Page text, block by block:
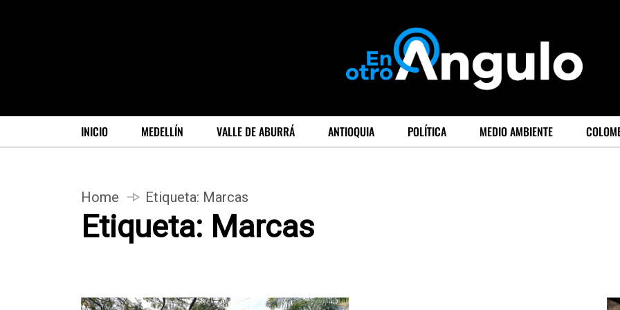
INICIO MEDELLÍN VALLE DE ABURRÁ ANTIOQUIA POLÍTICA MEDIO AMBIENTE
Home Etiqueta: Marcas
Etiqueta: Marcas